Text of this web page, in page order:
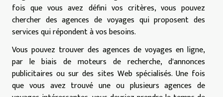
fois que vous avez défini vos critères, vous pouvez
chercher des agences de voyages qui proposent des
services qui répondent à vos besoins.
Vous pouvez trouver des agences de voyages en ligne,
par le biais de moteurs de recherche, d'annonces
publicitaires ou sur des sites Web spécialisés. Une fois
que vous avez trouvé une ou plusieurs agences de